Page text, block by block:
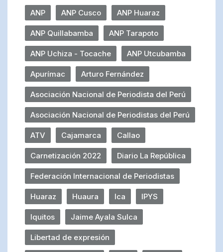
ANP ANP Cusco ANP Huaraz
ANP Quillabamba ANP Tarapoto
ANP Uchiza - Tocache ANP Utcubamba
Apurímac Arturo Fernández
Asociación Nacional de Periodista del Perú
Asociación Nacional de Periodistas del Perú
ATV Cajamarca Callao
Carnetización 2022 Diario La República
Federación Internacional de Periodistas
Huaraz Huaura Ica IPYS
Iquitos Jaime Ayala Sulca
Libertad de expresión